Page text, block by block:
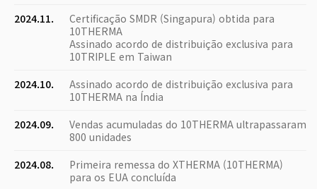
2024.11.
Certificação SMDR (Singapura) obtida para
10THERMA
Assinado acordo de distribuição exclusiva para
10TRIPLE em Taiwan
2024.10.
Assinado acordo de distribuição exclusiva para
10THERMA na Índia
2024.09.
Vendas acumuladas do 10THERMA ultrapassaram
800 unidades
2024.08.
Primeira remessa do XTHERMA (10THERMA)
para os EUA concluída